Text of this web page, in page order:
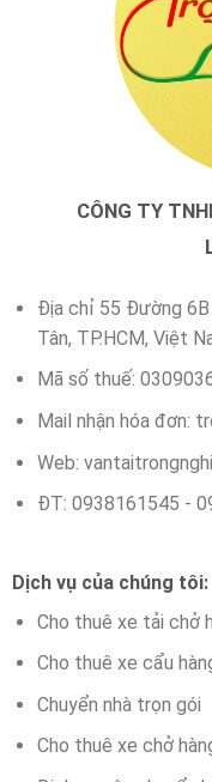
CÔNG TY
Địa chỉ 55 Đường 6B
Tân, TP.HCM, Việt
Mã số thuế:
Mail nhận hóa đơn:
Web:
ĐT: 0938161545 -
Dịch vụ của chúng tôi:
Cho thuê xe tải chở
Cho thuê xe cẩu
Chuyển nhà trọn gói
Cho thuê xe chở